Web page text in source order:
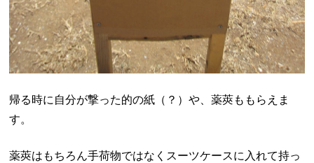
帰る時に自分が撃った的の紙（？）や、薬莢ももらえま
す。
薬莢はもちろん手荷物ではなくスーツケースに入れて持っ